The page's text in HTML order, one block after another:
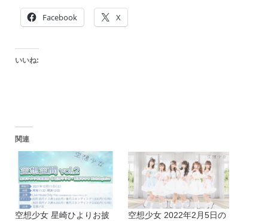
Facebook X
いいね:
関連
空想少女 星崎ひよりお披
空想少女 2022年2月5日の